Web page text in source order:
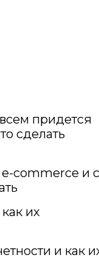
придется
сделать
e-commerce и с
их
и как